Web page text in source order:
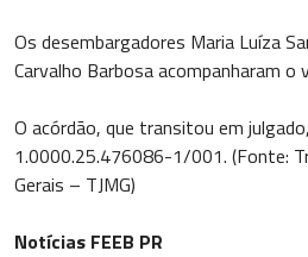
Os desembargadores Maria Luíza
Carvalho Barbosa acompanharam
O acórdão, que transitou em
1.0000.25.476086-1/001. (Fonte:
Gerais – TJMG)
Notícias FEEB PR